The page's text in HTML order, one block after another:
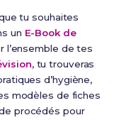
tu souhaites
un E-Book de
l’ensemble de tes
, tu trouveras
d’hygiène,
modèles de fiches
procédés pour